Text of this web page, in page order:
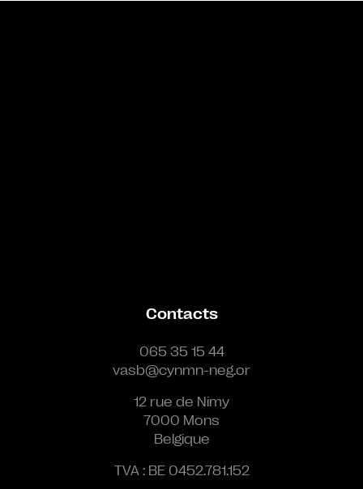
Contacts
065 35 15 44
vasb@cynmn-neg.or
12 rue de Nimy
7000 Mons
Belgique
TVA : BE 0452.781.152